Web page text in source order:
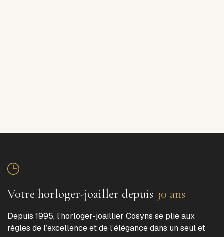
Votre horloger-joailler depuis 30 ans
Depuis 1995, l’horloger-joaillier Cosyns se plie aux
règles de l’excellence et de l’élégance dans un seul et